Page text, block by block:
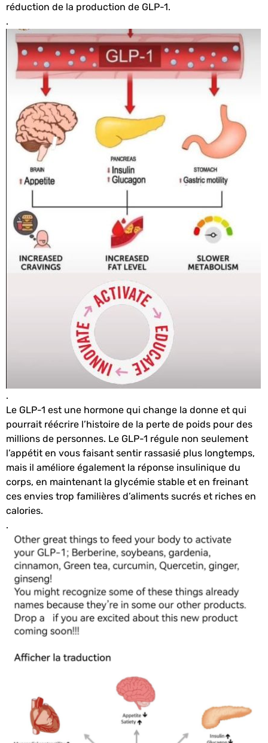
réduction de la production de GLP-1.
.
.
Le GLP-1 est une hormone qui change la donne et qui
pourrait réécrire l’histoire de la perte de poids pour des
millions de personnes. Le GLP-1 régule non seulement
l’appétit en vous faisant sentir rassasié plus longtemps,
mais il améliore également la réponse insulinique du
corps, en maintenant la glycémie stable et en freinant
ces envies trop familières d’aliments sucrés et riches en
calories.
.